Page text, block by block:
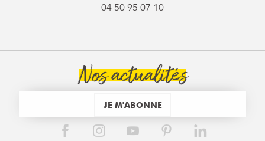
04 50 95 07 10
Nos actualités
JE M'ABONNE